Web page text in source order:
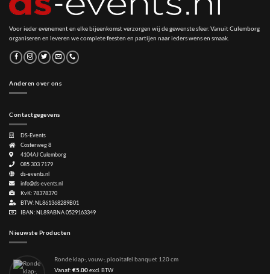
Voor ieder evenement en elke bijeenkomst verzorgen wij de gewenste sfeer. Vanuit Culemborg
organiseren en leveren we complete feesten en partijen naar ieders wens en smaak.
Anderen over ons
Contactgegevens
DS-Events
Costerweg 8
4104AJCulemborg
085 303 7179
ds-events.nl
info@ds-events.nl
KvK: 78378370
BTW: NL861368289B01
IBAN: NL89ABNA 0529163349
Nieuwste Producten
Ronde klap-, vouw-, plooitafel banquet 120 cm
Vanaf: €5.00excl. BTW